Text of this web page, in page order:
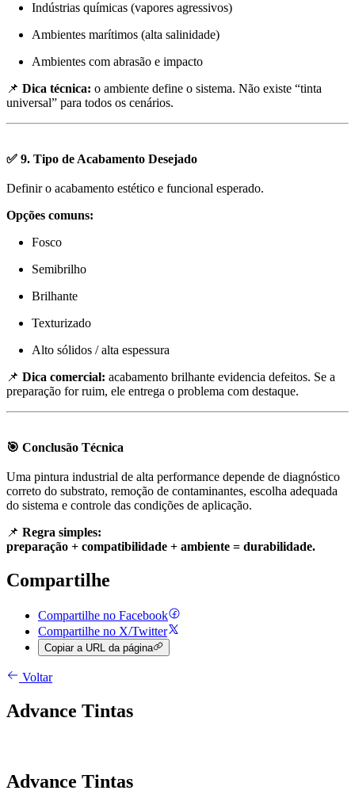
Indústrias químicas (vapores agressivos)
Ambientes marítimos (alta salinidade)
Ambientes com abrasão e impacto
📌 Dica técnica: o ambiente define o sistema. Não existe “tinta
universal” para todos os cenários.
✅ 9. Tipo de Acabamento Desejado
Definir o acabamento estético e funcional esperado.
Opções comuns:
Fosco
Semibrilho
Brilhante
Texturizado
Alto sólidos / alta espessura
📌 Dica comercial: acabamento brilhante evidencia defeitos. Se a
preparação for ruim, ele entrega o problema com destaque.
🎯 Conclusão Técnica
Uma pintura industrial de alta performance depende de diagnóstico
correto do substrato, remoção de contaminantes, escolha adequada
do sistema e controle das condições de aplicação.
📌 Regra simples:
preparação + compatibilidade + ambiente = durabilidade.
Compartilhe
Compartilhe no Facebook
Compartilhe no X/Twitter
Copiar a URL da página
Voltar
Advance Tintas
Advance Tintas